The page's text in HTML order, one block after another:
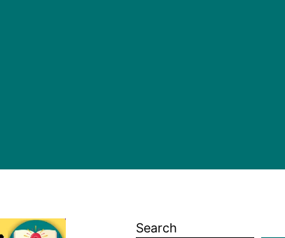
Search